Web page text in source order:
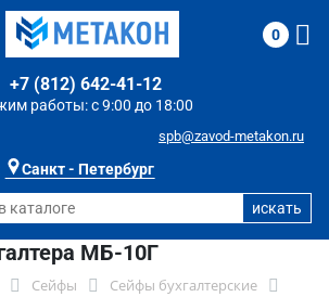
Санкт - Петербург
работы: с 9:00 до 18:00
+7 (812) 642-41-12
spb@zavod-metakon.ru
0
МБ-10Г
Сейфы
Сейфы бухгалтерские